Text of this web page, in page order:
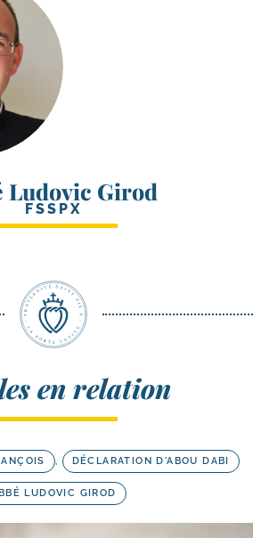
Ludovic Girod
FSSPX
en relation
, DÉCLARATION D'ABOU DABI
LUDOVIC GIROD